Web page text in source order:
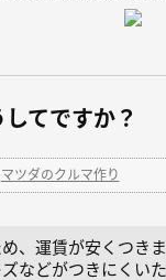
てですか？
マツダのクルマ作り
、運賃が安くつきま
などがつきにくいた